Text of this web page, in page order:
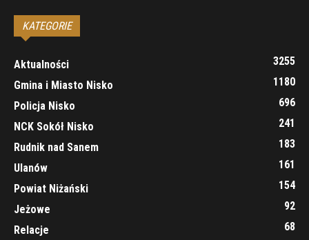
KATEGORIE
Aktualności
3255
Gmina i Miasto Nisko
1180
Policja Nisko
696
NCK Sokół Nisko
241
Rudnik nad Sanem
183
Ulanów
161
Powiat Niżański
154
Jeżowe
92
Relacje
68